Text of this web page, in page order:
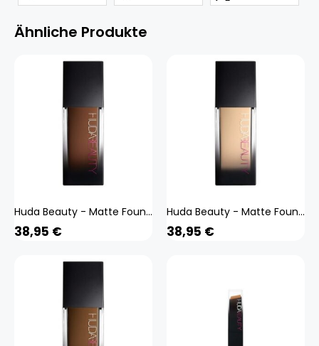
Ähnliche Produkte
Huda Beauty - Matte Foundation - #fauxfilter - fauxfilter Luminous Matte 530r Coffee B
38,95 €
Huda Beauty - Matte Foundation - #fauxfilter - fauxfilter Luminous Matte 120b Vanilla
38,95 €